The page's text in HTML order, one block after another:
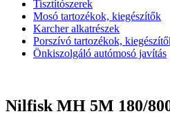
Tisztítószerek
Mosó tartozékok, kiegészítők
Karcher alkatrészek
Porszívó tartozékok,
Önkiszolgáló autómosó javítás
Nilfisk MH 5M 180/